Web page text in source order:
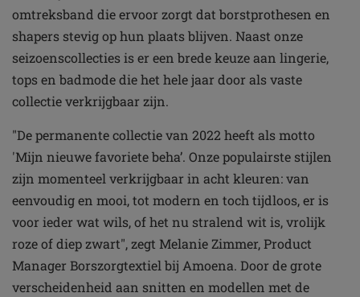
omtreksband die ervoor zorgt dat borstprothesen en
shapers stevig op hun plaats blijven. Naast onze
seizoenscollecties is er een brede keuze aan lingerie,
tops en badmode die het hele jaar door als vaste
collectie verkrijgbaar zijn.
"De permanente collectie van 2022 heeft als motto
'Mijn nieuwe favoriete beha’. Onze populairste stijlen
zijn momenteel verkrijgbaar in acht kleuren: van
eenvoudig en mooi, tot modern en toch tijdloos, er is
voor ieder wat wils, of het nu stralend wit is, vrolijk
roze of diep zwart", zegt Melanie Zimmer, Product
Manager Borszorgtextiel bij Amoena. Door de grote
verscheidenheid aan snitten en modellen met de